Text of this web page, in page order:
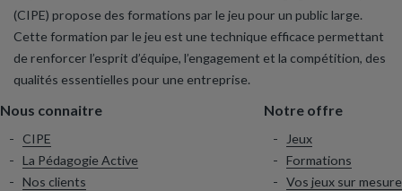
(CIPE) propose des formations par le jeu pour un public large.
Cette formation par le jeu est une technique efficace permettant
de renforcer l’esprit d’équipe, l’engagement et la compétition, des
qualités essentielles pour une entreprise.
Nous connaitre
CIPE
La Pédagogie Active
Nos clients
Notre offre
Jeux
Formations
Vos jeux sur mesure